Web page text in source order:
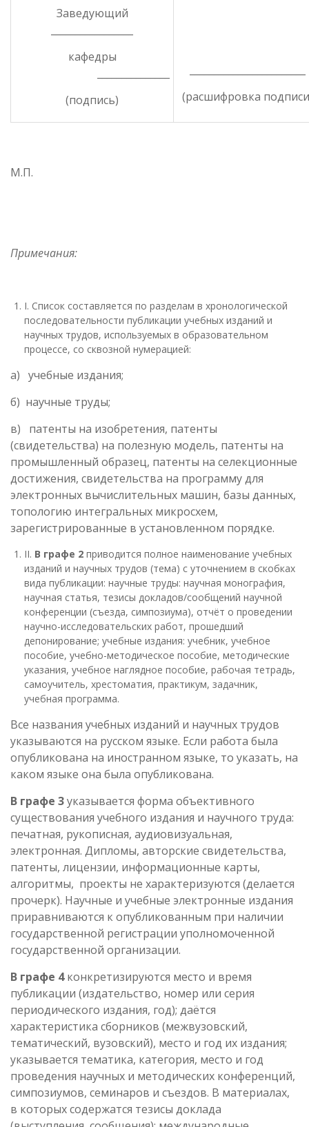
Заведующий
кафедры
(подпись)
(расшифровка
М.П.
Примечания:
I. Список составляется по разделам в хронологической
последовательности публикации учебных изданий и
научных трудов, используемых в образовательном
процессе, со сквозной нумерацией:
а) учебные издания;
б) научные труды;
в) патенты на изобретения, патенты
(свидетельства) на полезную модель, патенты на
промышленный образец, патенты на селекционные
достижения, свидетельства на программу для
электронных вычислительных машин, базы данных,
топологию интегральных микросхем,
зарегистрированные в установленном порядке.
II. В графе 2 приводится полное наименование учебных
изданий и научных трудов (тема) с уточнением в скобках
вида публикации: научные труды: научная монография,
научная статья, тезисы докладов/сообщений научной
конференции (съезда, симпозиума), отчёт о проведении
научно-исследовательских работ, прошедший
депонирование; учебные издания: учебник, учебное
пособие, учебно-методическое пособие, методические
указания, учебное наглядное пособие, рабочая тетрадь,
самоучитель, хрестоматия, практикум, задачник,
учебная программа.
Все названия учебных изданий и научных трудов
указываются на русском языке. Если работа была
опубликована на иностранном языке, то указать, на
каком языке она была опубликована.
В графе 3указывается форма объективного
существования учебного издания и научного труда:
печатная, рукописная, аудиовизуальная,
электронная. Дипломы, авторские свидетельства,
патенты, лицензии, информационные карты,
алгоритмы, проекты не характеризуются (делается
прочерк). Научные и учебные электронные издания
приравниваются к опубликованным при наличии
государственной регистрации уполномоченной
государственной организации.
В графе 4конкретизируются место и время
публикации (издательство, номер или серия
периодического издания, год); даётся
характеристика сборников (межвузовский,
тематический, вузовский), место и год их издания;
указывается тематика, категория, место и год
проведения научных и методических конференций,
симпозиумов, семинаров и съездов. В материалах,
в которых содержатся тезисы доклада